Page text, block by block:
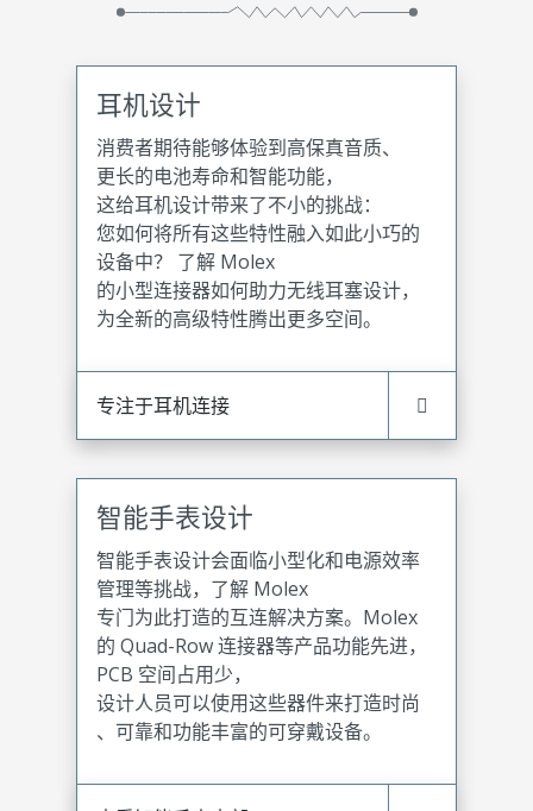
耳机设计
消费者期待能够体验到高保真音质、
更长的电池寿命和智能功能，
这给耳机设计带来了不小的挑战：
您如何将所有这些特性融入如此小巧的
设备中？ 了解 Molex
的小型连接器如何助力无线耳塞设计，
为全新的高级特性腾出更多空间。
专注于耳机连接
智能手表设计
智能手表设计会面临小型化和电源效率
管理等挑战，了解 Molex
专门为此打造的互连解决方案。Molex
的 Quad-Row 连接器等产品功能先进，
PCB 空间占用少，
设计人员可以使用这些器件来打造时尚
、可靠和功能丰富的可穿戴设备。